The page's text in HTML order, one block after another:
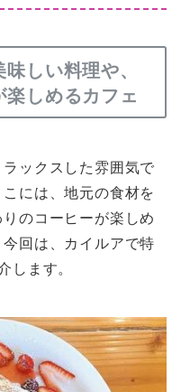
しい料理や、
しめるカフェ
ックスした雰囲気で
には、地元の食材を
のコーヒーが楽しめ
回は、カイルアで特
ます。